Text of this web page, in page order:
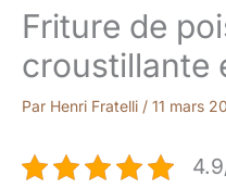
Friture de
croustillante
Par Henri Fratelli / 11 mars